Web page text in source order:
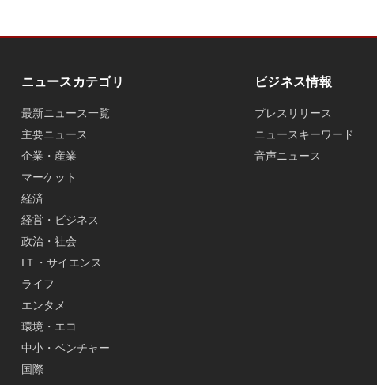
ニュースカテゴリ
最新ニュース一覧
主要ニュース
企業・産業
マーケット
経済
経営・ビジネス
政治・社会
IＴ・サイエンス
ライフ
エンタメ
環境・エコ
中小・ベンチャー
国際
ビジネス情報
プレスリリース
ニュースキーワード
音声ニュース